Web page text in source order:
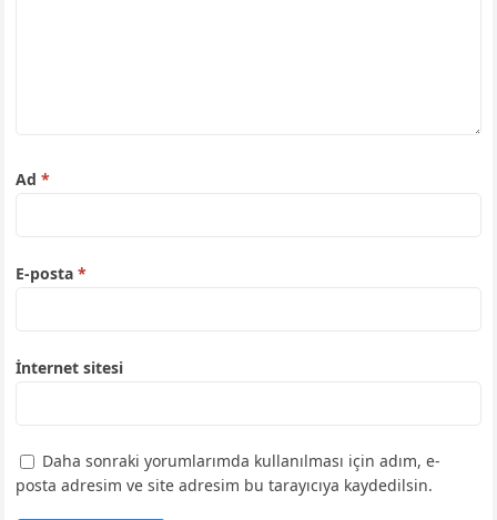
Ad*
E-posta*
İnternet sitesi
Daha sonraki yorumlarımda kullanılması için adım, e-
posta adresim ve site adresim bu tarayıcıya kaydedilsin.